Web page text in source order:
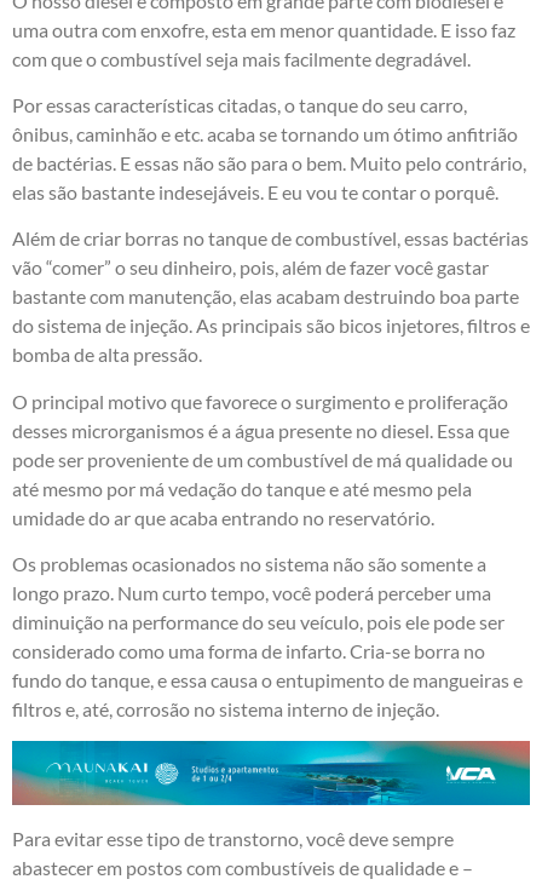
uma outra com enxofre, esta em menor quantidade. E isso faz
com que o combustível seja mais facilmente degradável.
Por essas características citadas, o tanque do seu carro,
ônibus, caminhão e etc. acaba se tornando um ótimo anfitrião
de bactérias. E essas não são para o bem. Muito pelo contrário,
elas são bastante indesejáveis. E eu vou te contar o porquê.
Além de criar borras no tanque de combustível, essas bactérias
vão “comer” o seu dinheiro, pois, além de fazer você gastar
bastante com manutenção, elas acabam destruindo boa parte
do sistema de injeção. As principais são bicos injetores, filtros e
bomba de alta pressão.
O principal motivo que favorece o surgimento e proliferação
desses microrganismos é a água presente no diesel. Essa que
pode ser proveniente de um combustível de má qualidade ou
até mesmo por má vedação do tanque e até mesmo pela
umidade do ar que acaba entrando no reservatório.
Os problemas ocasionados no sistema não são somente a
longo prazo. Num curto tempo, você poderá perceber uma
diminuição na performance do seu veículo, pois ele pode ser
considerado como uma forma de infarto. Cria-se borra no
fundo do tanque, e essa causa o entupimento de mangueiras e
filtros e, até, corrosão no sistema interno de injeção.
Para evitar esse tipo de transtorno, você deve sempre
abastecer em postos com combustíveis de qualidade e –